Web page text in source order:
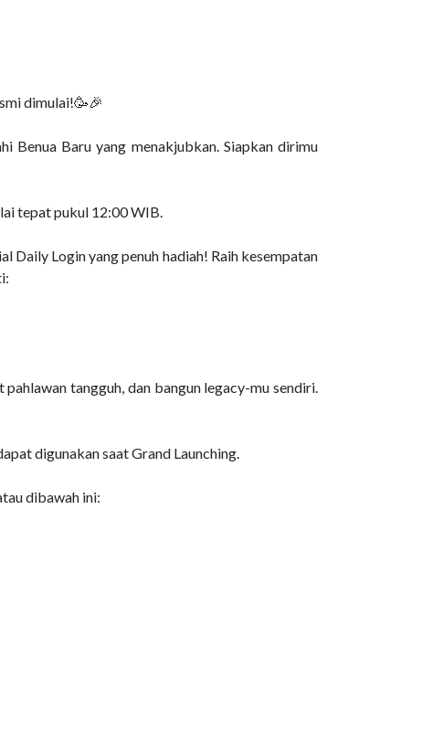
dimulai!🥳🎉
Benua Baru yang menakjubkan. Siapkan dirimu
tepat pukul 12:00 WIB.
Daily Login yang penuh hadiah! Raih kesempatan
tangguh, dan bangun legacy-mu sendiri.
digunakan saat Grand Launching.
dibawah ini: